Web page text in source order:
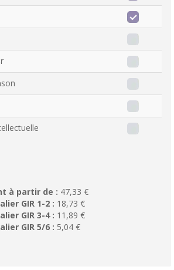
à partir de : 47,33 €
GIR 1-2 : 18,73 €
GIR 3-4 : 11,89 €
GIR 5/6 : 5,04 €